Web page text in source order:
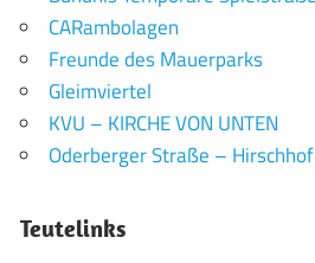
CARambolagen
Freunde des Mauerparks
Gleimviertel
KVU – KIRCHE VON UNTEN
Oderberger Straße – Hirschhof
Teutelinks